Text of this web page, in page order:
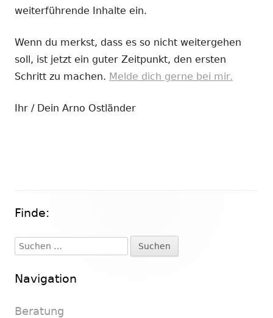
weiterführende Inhalte ein.
Wenn du merkst, dass es so nicht weitergehen
soll, ist jetzt ein guter Zeitpunkt, den ersten
Schritt zu machen. Melde dich gerne bei mir.
Ihr / Dein Arno Ostländer
Haupt-
Seitenleiste
Finde:
Suchen
nach:
Navigation
Beratung